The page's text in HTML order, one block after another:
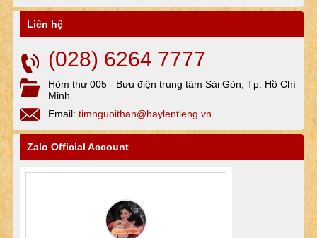
Liên hệ
(028) 6264 7777
Hòm thư 005 - Bưu điện trung tâm Sài Gòn, Tp. Hồ Chí
Minh
Email: timnguoithan@haylentieng.vn
Zalo Official Account